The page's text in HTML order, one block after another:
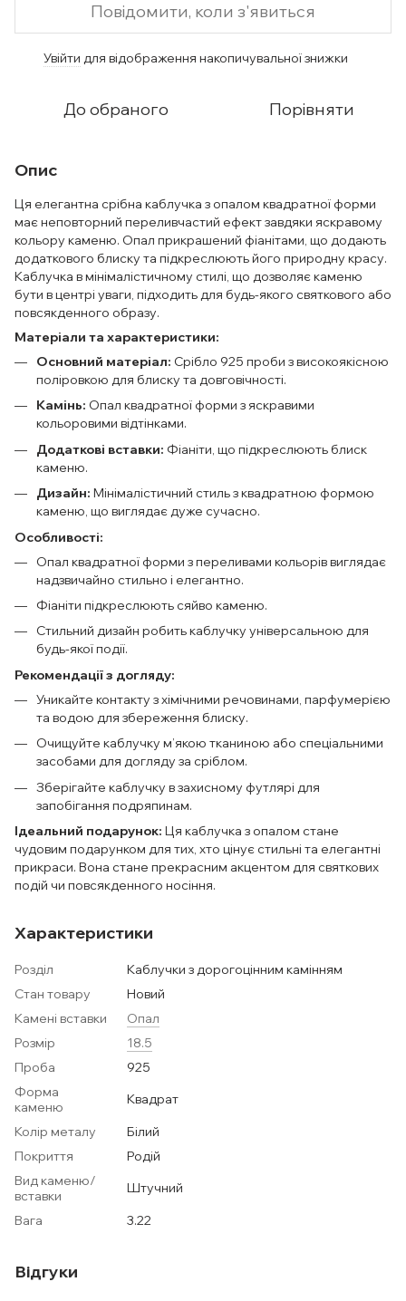
Повідомити, коли з'явиться
Увійти для відображення накопичувальної знижки
До обраного Порівняти
Опис
Ця елегантна срібна каблучка з опалом квадратної форми
має неповторний переливчастий ефект завдяки яскравому
кольору каменю. Опал прикрашений фіанітами, що додають
додаткового блиску та підкреслюють його природну красу.
Каблучка в мінімалістичному стилі, що дозволяє каменю
бути в центрі уваги, підходить для будь-якого святкового або
повсякденного образу.
Матеріали та характеристики:
Основний матеріал: Срібло 925 проби з високоякісною
поліровкою для блиску та довговічності.
Камінь: Опал квадратної форми з яскравими
кольоровими відтінками.
Додаткові вставки: Фіаніти, що підкреслюють блиск
каменю.
Дизайн: Мінімалістичний стиль з квадратною формою
каменю, що виглядає дуже сучасно.
Особливості:
Опал квадратної форми з переливами кольорів виглядає
надзвичайно стильно і елегантно.
Фіаніти підкреслюють сяйво каменю.
Стильний дизайн робить каблучку універсальною для
будь-якої події.
Рекомендації з догляду:
Уникайте контакту з хімічними речовинами, парфумерією
та водою для збереження блиску.
Очищуйте каблучку м’якою тканиною або спеціальними
засобами для догляду за сріблом.
Зберігайте каблучку в захисному футлярі для
запобігання подряпинам.
Ідеальний подарунок: Ця каблучка з опалом стане
чудовим подарунком для тих, хто цінує стильні та елегантні
прикраси. Вона стане прекрасним акцентом для святкових
подій чи повсякденного носіння.
Характеристики
Розділ
Каблучки з дорогоцінним камінням
Стан товару
Новий
Камені вставки
Опал
Розмір
18.5
Проба
925
Форма
каменю
Квадрат
Колір металу
Білий
Покриття
Родій
Вид каменю/
вставки
Штучний
Вага
3.22
Відгуки